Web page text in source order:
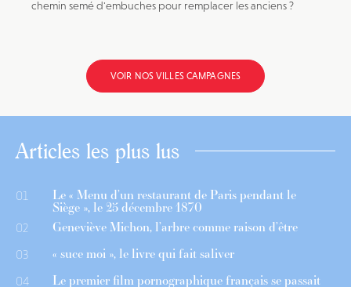
chemin semé d'embuches pour remplacer les anciens ?
VOIR NOS VILLES CAMPAGNES
Articles les plus lus
01 Le « Menu d’un restaurant de Paris pendant le
Siège », le 25 décembre 1870
02 Geneviève Michon, l’arbre comme raison d’être
03 « suce moi », le livre qui fait saliver
04 Le premier film pornographique français se passait